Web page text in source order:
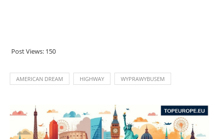
Post Views: 150
AMERICAN DREAM HIGHWAY WYPRAWYBUSEM